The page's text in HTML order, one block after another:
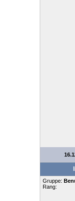
Gruppe:
Rang: